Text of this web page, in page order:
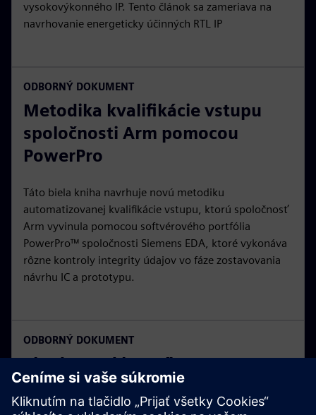
vysokovýkonného IP. Tento článok sa zameriava na
navrhovanie energeticky účinných RTL IP
ODBORNÝ DOKUMENT
Metodika kvalifikácie vstupu
spoločnosti Arm pomocou
PowerPro
Táto biela kniha navrhuje novú metodiku
automatizovanej kvalifikácie vstupu, ktorú spoločnosť
Arm vyvinula pomocou softvérového portfólia
PowerPro™ spoločnosti Siemens EDA, ktoré vykonáva
rôzne kontroly integrity údajov vo fáze zostavovania
návrhu IC a prototypu.
ODBORNÝ DOKUMENT
Zhoda pred kremíkom pre
systémy založené na ARM